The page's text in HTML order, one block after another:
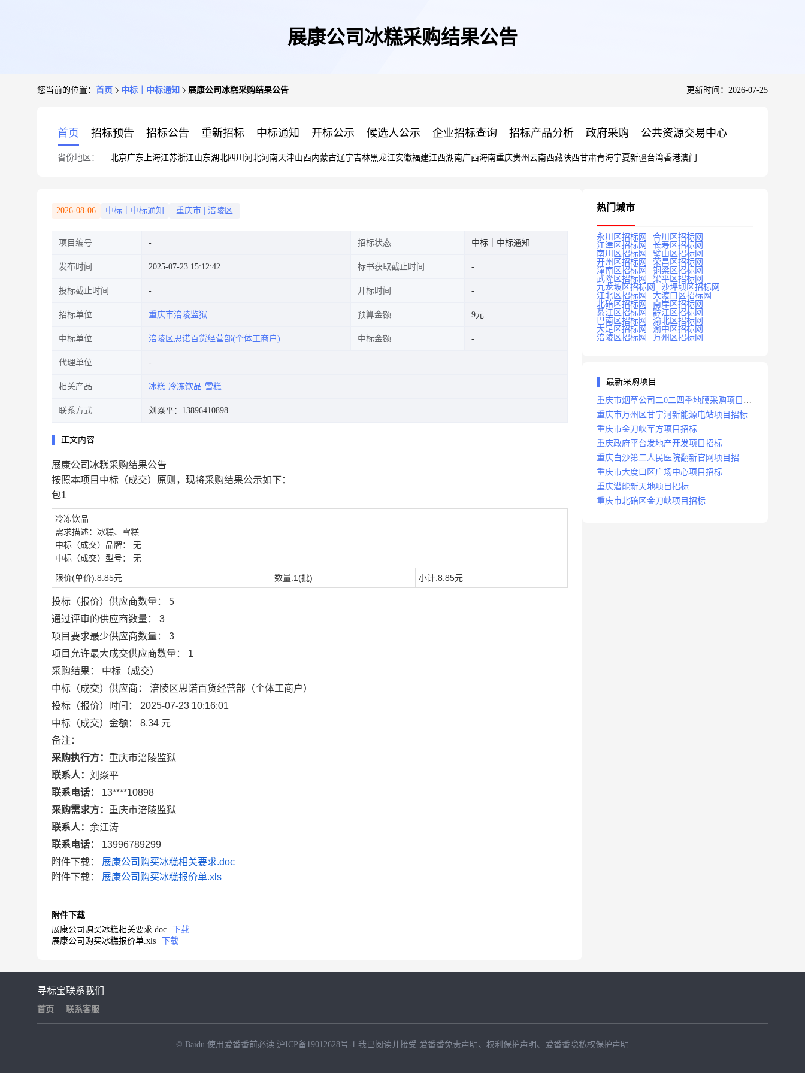
展康公司冰糕采购结果公告
您当前的位置： 首页 中标｜中标通知 展康公司冰糕采购结果公告 更新时间：2026-07-25
首页 招标预告 招标公告 重新招标 中标通知 开标公示 候选人公示 企业招标查询 招标产品分析 政府采购 公共资源交易中心
省份地区： 北京广东 上海江苏浙江山东湖北四川 河北河南天津山西内蒙古辽宁吉林黑龙江安徽福建江西湖南广西海南重庆贵州 云南西藏陕西甘肃青海宁夏新疆台湾香港澳门
2026-08-06 中标｜中标通知 重庆市 涪陵区
项目编号 招标状态 中标｜中标通知
发布时间 2025-07-23 15:12:42 标书获取截止时间
投标截止时间 开标时间
招标单位 重庆市涪陵监狱 预算金额 9元
中标单位 涪陵区思诺百货经营部(个体工商户) 中标金额
代理单位
相关产品 冰糕 冷冻饮品 雪糕
联系方式 刘焱平：13896410898
正文内容
展康公司冰糕采购结果公告
按照本项目中标（成交）原则，现将采购结果公示如下：
包1
冷冻饮品
需求描述：冰糕、雪糕
中标（成交）品牌： 无
中标（成交）型号： 无
限价(单价):8.85元 数量:1(批) 小计:8.85元
投标（报价）供应商数量：
5
通过评审的供应商数量：
3
项目要求最少供应商数量：
3
项目允许最大成交供应商数量：
1
采购结果：
中标（成交）
中标（成交）供应商：
涪陵区思诺百货经营部（个体工商户）
投标（报价）时间：
2025-07-23 10:16:01
中标（成交）金额：
8.34 元
备注：
采购执行方： 重庆市涪陵监狱
联系人： 刘焱平
联系电话：
13****10898
采购需求方： 重庆市涪陵监狱
联系人： 余江涛
联系电话：
13996789299
附件下载： 展康公司购买冰糕相关要求.doc
附件下载： 展康公司购买冰糕报价单.xls
附件下载
展康公司购买冰糕相关要求.doc
下载
展康公司购买冰糕报价单.xls
下载
热门城市
永川区招标网
合川区招标网
江津区招标网
长寿区招标网
南川区招标网
璧山区招标网
开州区招标网
荣昌区招标网
潼南区招标网
铜梁区招标网
武隆区招标网
梁平区招标网
九龙坡区招标网
沙坪坝区招标网
江北区招标网
大渡口区招标网
北碚区招标网
南岸区招标网
綦江区招标网
黔江区招标网
巴南区招标网
渝北区招标网
大足区招标网
渝中区招标网
涪陵区招标网
万州区招标网
最新采购项目
重庆市烟草公司二0二四季地膜采购项目招
标公告
重庆市万州区甘宁河新能源电站项目招标
重庆市金刀峡军方项目招标
重庆政府平台发地产开发项目招标
重庆白沙第二人民医院翻新官网项目招标
公告
重庆市大度口区广场中心项目招标
重庆潜能新天地项目招标
重庆市北碚区金刀峡项目招标
寻标宝
首页
联系我们
联系客服
© Baidu 使用爱番番前必读 沪ICP备19012628号-1 我已阅读并接受 爱番番免责声明 、 权利保护声明 、 爱番番隐私权保护声明